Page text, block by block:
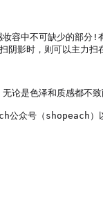
容中不可缺少的部分
阴影时，则可以主力扫
论是色泽和质感都不
公众号（shopeach